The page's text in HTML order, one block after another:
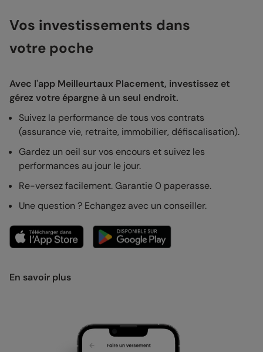
Vos investissements dans
votre poche
Avec l'app Meilleurtaux Placement, investissez et
gérez votre épargne à un seul endroit.
Suivez la performance de tous vos contrats
(assurance vie, retraite, immobilier, défiscalisation).
Gardez un oeil sur vos encours et suivez les
performances au jour le jour.
Re-versez facilement. Garantie 0 paperasse.
Une question ? Echangez avec un conseiller.
En savoir plus